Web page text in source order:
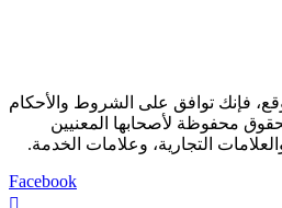
فإنك توافق على الشروط والأحكام
محفوظة لأصحابها المعنيين
التجارية، وعلامات الخدمة.
Facebook